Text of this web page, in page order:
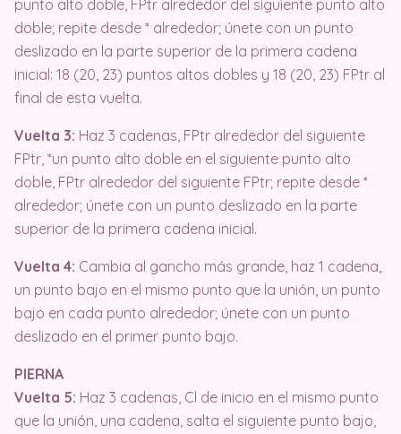
punto alto doble, FPtr alrededor del siguiente punto alto
doble; repite desde * alrededor; únete con un punto
deslizado en la parte superior de la primera cadena
inicial: 18 (20, 23) puntos altos dobles y 18 (20, 23) FPtr al
final de esta vuelta.
Vuelta 3: Haz 3 cadenas, FPtr alrededor del siguiente
FPtr, *un punto alto doble en el siguiente punto alto
doble, FPtr alrededor del siguiente FPtr; repite desde *
alrededor; únete con un punto deslizado en la parte
superior de la primera cadena inicial.
Vuelta 4: Cambia al gancho más grande, haz 1 cadena,
un punto bajo en el mismo punto que la unión, un punto
bajo en cada punto alrededor; únete con un punto
deslizado en el primer punto bajo.
PIERNA
Vuelta 5: Haz 3 cadenas, Cl de inicio en el mismo punto
que la unión, una cadena, salta el siguiente punto bajo,